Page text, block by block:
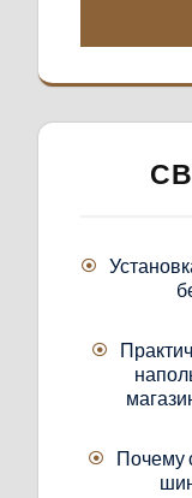
Почему